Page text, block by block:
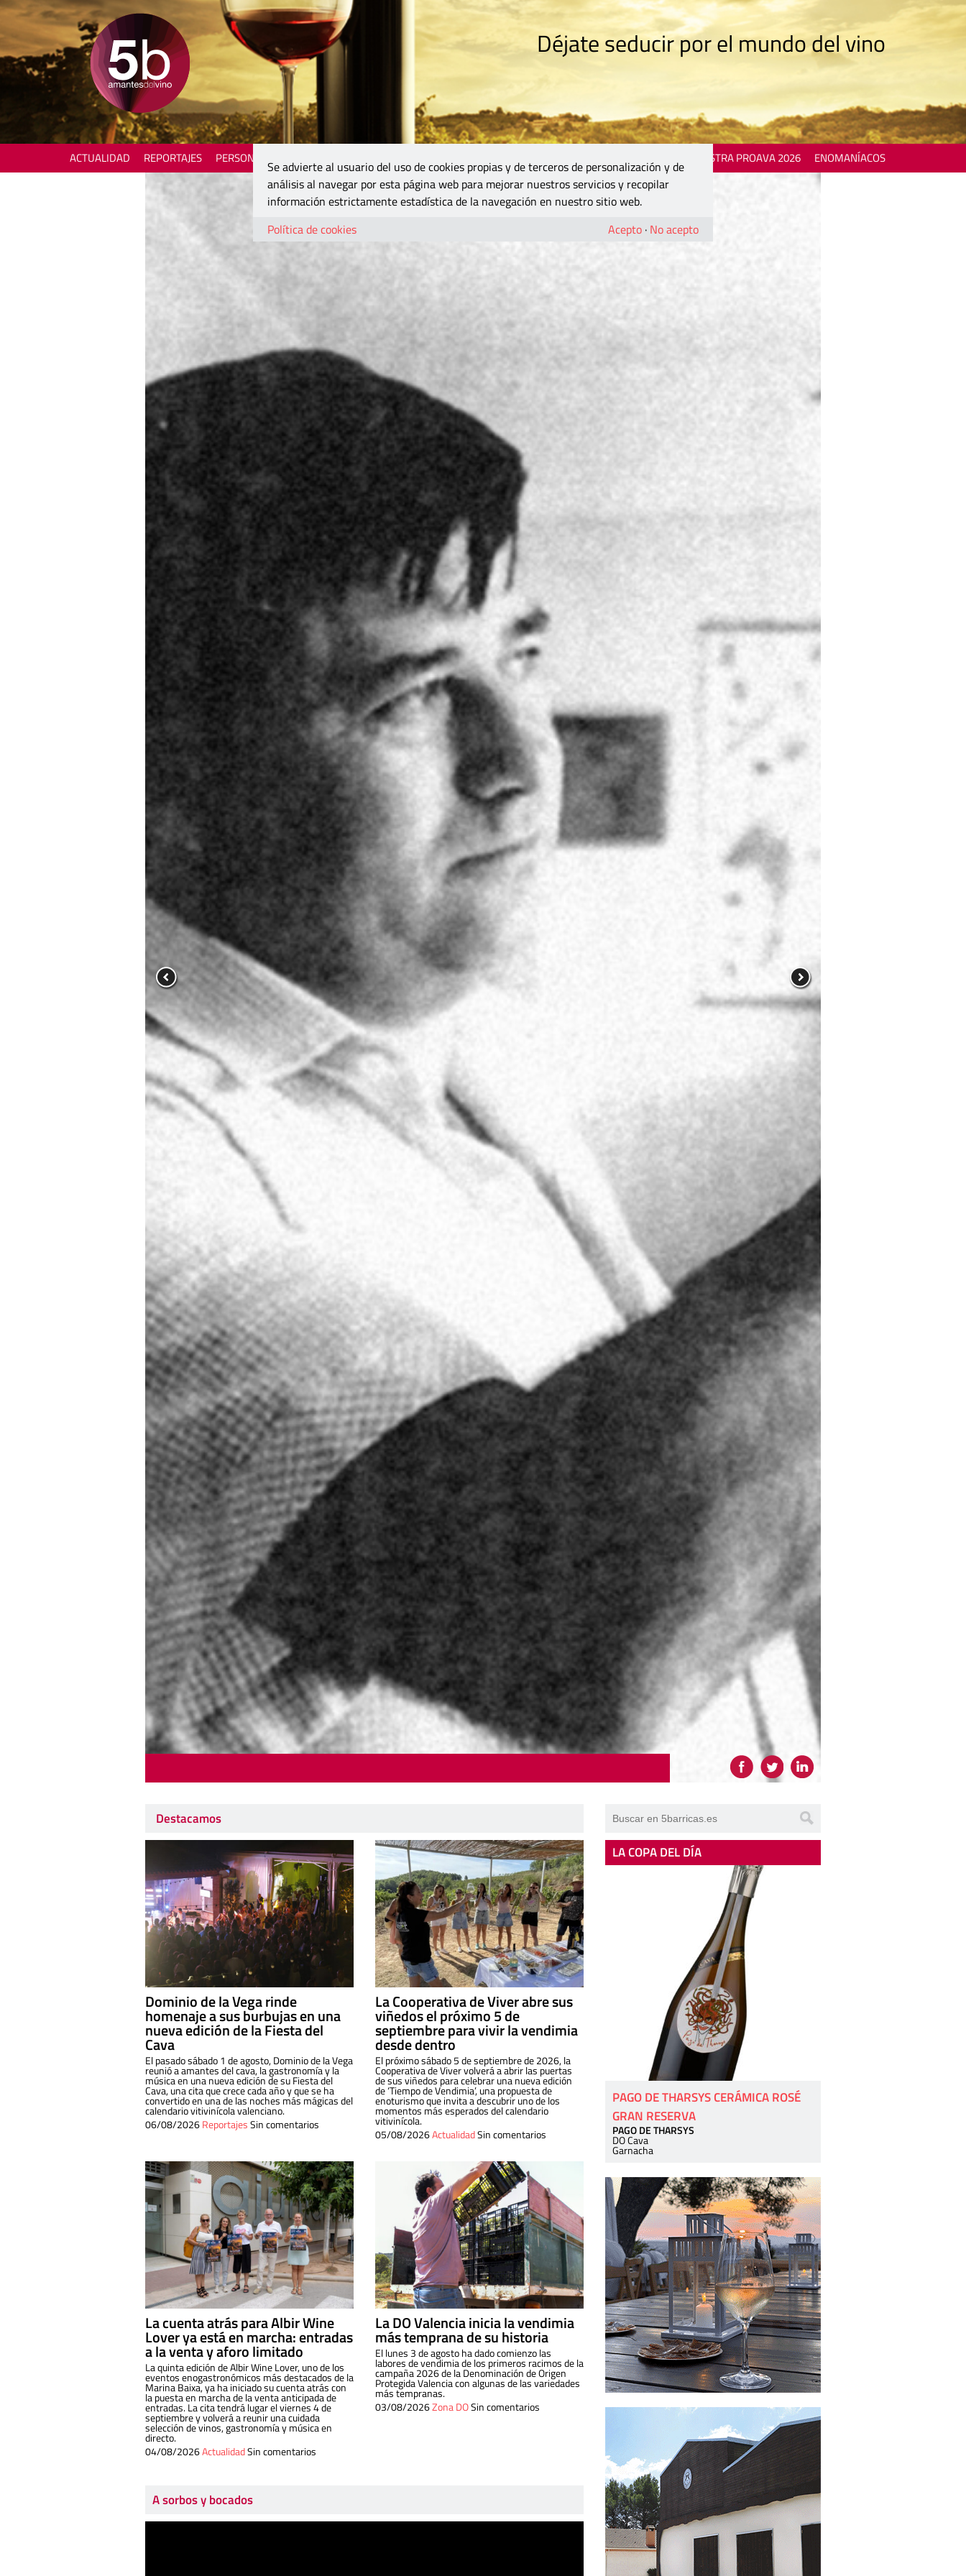
Déjate seducir por el mundo del vino
ACTUALIDAD REPORTAJES PERSONAJES MOSTRA PROAVA 2026 ENOMANÍACOS
Destacamos
Dominio de la Vega rinde
homenaje a sus burbujas en una
nueva edición de la Fiesta del
Cava
El pasado sábado 1 de agosto, Dominio de la Vega
reunió a amantes del cava, la gastronomía y la
música en una nueva edición de su Fiesta del
Cava, una cita que crece cada año y que se ha
convertido en una de las noches más mágicas del
calendario vitivinícola valenciano.
06/08/2026ReportajesSin comentarios
La Cooperativa de Viver abre sus
viñedos el próximo 5 de
septiembre para vivir la vendimia
desde dentro
El próximo sábado 5 de septiembre de 2026, la
Cooperativa de Viver volverá a abrir las puertas
de sus viñedos para celebrar una nueva edición
de ‘Tiempo de Vendimia’, una propuesta de
enoturismo que invita a descubrir uno de los
momentos más esperados del calendario
vitivinícola.
05/08/2026ActualidadSin comentarios
La cuenta atrás para Albir Wine
Lover ya está en marcha: entradas
a la venta y aforo limitado
La quinta edición de Albir Wine Lover, uno de los
eventos enogastronómicos más destacados de la
Marina Baixa, ya ha iniciado su cuenta atrás con
la puesta en marcha de la venta anticipada de
entradas. La cita tendrá lugar el viernes 4 de
septiembre y volverá a reunir una cuidada
selección de vinos, gastronomía y música en
directo.
04/08/2026ActualidadSin comentarios
La DO Valencia inicia la vendimia
más temprana de su historia
El lunes 3 de agosto ha dado comienzo las
labores de vendimia de los primeros racimos de la
campaña 2026 de la Denominación de Origen
Protegida Valencia con algunas de las variedades
más tempranas.
03/08/2026Zona DOSin comentarios
A sorbos y bocados
LA COPA DEL DÍA
PAGO DE THARSYS CERÁMICA ROSÉ
GRAN RESERVA
PAGO DE THARSYS
DO Cava
Garnacha
Se advierte al usuario del uso de cookies propias y de terceros de personalización y de
análisis al navegar por esta página web para mejorar nuestros servicios y recopilar
información estrictamente estadística de la navegación en nuestro sitio web.
Política de cookies
Acepto · No acepto